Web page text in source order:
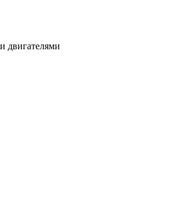
двигателями